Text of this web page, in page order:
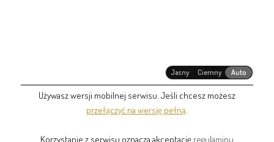
Jasny Ciemny Auto
Używasz wersji mobilnej serwisu. Jeśli chcesz możesz
przełączyć na wersję pełną
Korzystanie z serwisu oznacza akceptację regulaminu